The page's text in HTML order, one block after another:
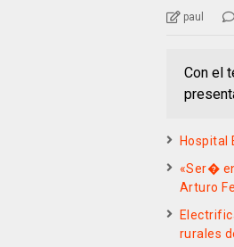
paul
Con el
Hospital
«Ser�
Arturo
rurales